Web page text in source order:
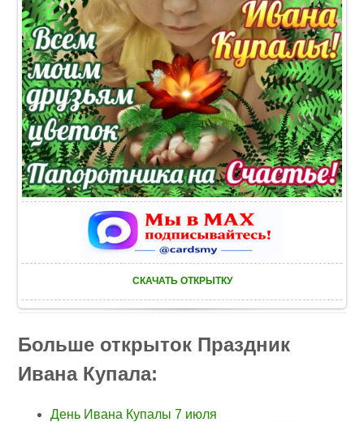
СКАЧАТЬ ОТКРЫТКУ
Больше открыток Праздник
Ивана Купала:
День Ивана Купалы 7 июля